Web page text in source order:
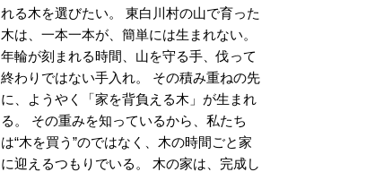
れる木を選びたい。 東白川村の山で育った
木は、一本一本が、簡単には生まれない。
年輪が刻まれる時間、山を守る手、伐って
終わりではない手入れ。 その積み重ねの先
に、ようやく「家を背負える木」が生まれ
る。 その重みを知っているから、私たち
は“木を買う”のではなく、木の時間ごと家
に迎えるつもりでいる。 木の家は、完成し